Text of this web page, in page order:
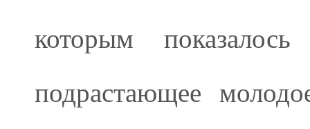
которым
подрастающее